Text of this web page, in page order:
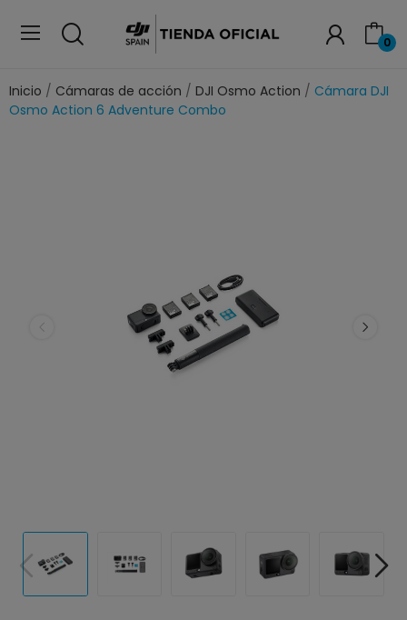
0
Inicio Cámaras de acción DJI Osmo Action
Cámara DJI
Osmo Action 6 Adventure Combo